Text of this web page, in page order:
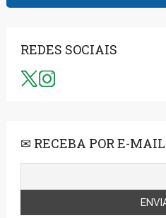
REDES SOCIAIS
✉ RECEBA POR E-MAIL